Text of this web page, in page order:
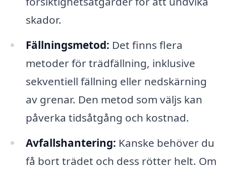
skador.
Fällningsmetod: Det finns flera
metoder för trädfällning, inklusive
sekventiell fällning eller nedskärning
av grenar. Den metod som väljs kan
påverka tidsåtgång och kostnad.
Avfallshantering: Kanske behöver du
få bort trädet och dess rötter helt. Om